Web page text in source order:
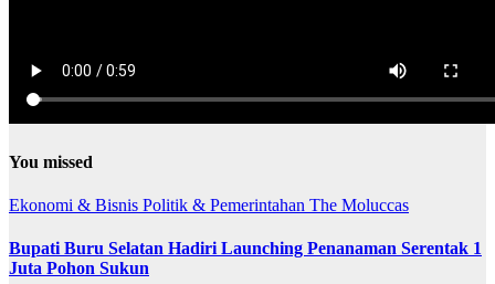
You missed
Ekonomi & Bisnis Politik & Pemerintahan The Moluccas
Bupati Buru Selatan Hadiri Launching Penanaman Serentak 1
Juta Pohon Sukun